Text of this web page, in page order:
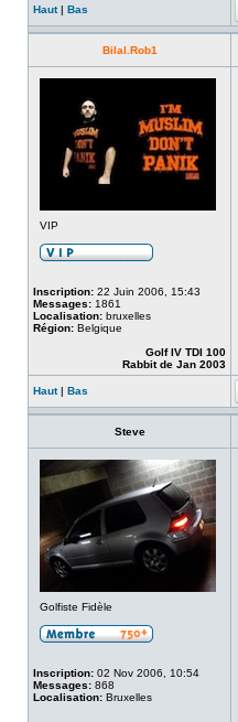
Haut| Bas
Bilal.Rob1
VIP
Inscription: 22 Juin 2006, 15:43
Messages: 1861
Localisation: bruxelles
Région: Belgique
Golf IV TDI 100
Rabbit de Jan 2003
Haut| Bas
Steve
Golfiste Fidèle
Inscription: 02 Nov 2006, 10:54
Messages: 868
Localisation: Bruxelles